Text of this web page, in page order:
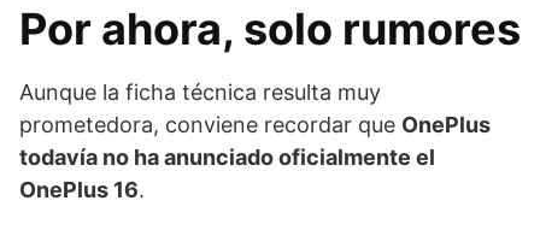
Por ahora, solo rumores
Aunque la ficha técnica resulta muy
prometedora, conviene recordar que OnePlus
todavía no ha anunciado oficialmente el
OnePlus 16.